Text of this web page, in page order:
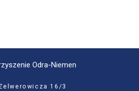
Odra-Niemen
16/3